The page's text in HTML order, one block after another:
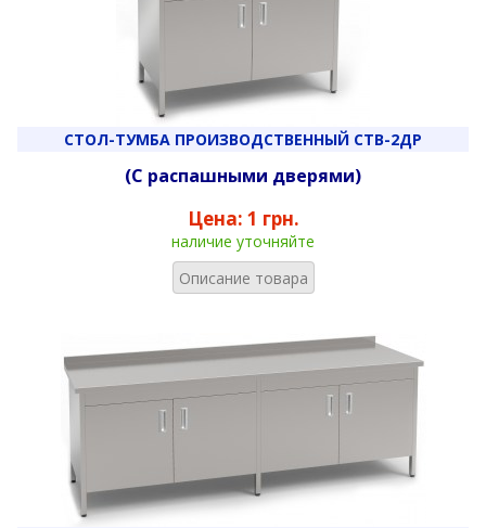
СТОЛ-ТУМБА ПРОИЗВОДСТВЕННЫЙ СТВ-2ДР
(С распашными дверями)
Цена: 1 грн.
наличие уточняйте
Описание товара